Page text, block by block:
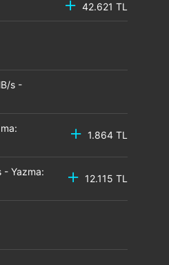
42.621 TL
s -
1.864 TL
- Yazma:
12.115 TL